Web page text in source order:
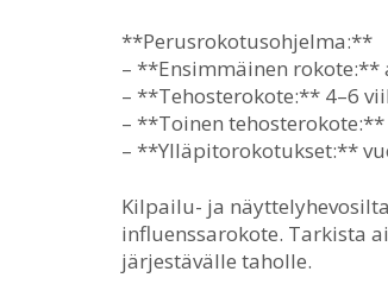
**Perusrokotusohjelma:**
– **Ensimmäinen rokote:**
– **Tehosterokote:** 4–6
– **Toinen
– **Ylläpitorokotukset:**
Kilpailu- ja
influenssarokote. Tarkista
järjestävälle taholle.